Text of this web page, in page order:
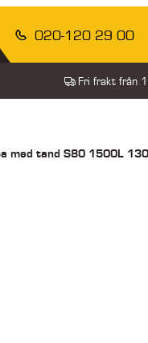
020-120 29 00
Fri frakt från
med tand S80 1500L